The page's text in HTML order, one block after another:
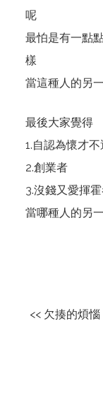
呢
最怕是有一點
樣
當這種人的另
最後大家覺得
1.自認為懷才
2.創業者
3.沒錢又愛揮
當哪種人的另
<< 欠揍的煩惱